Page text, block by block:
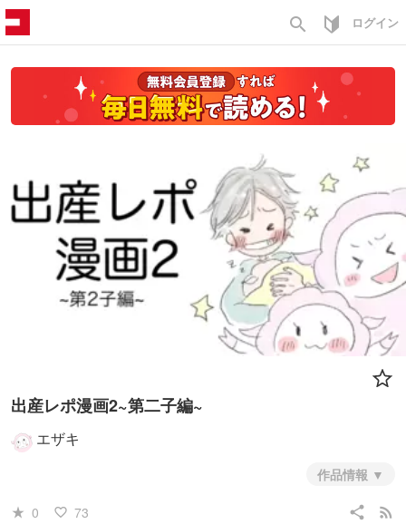
search ログイン
出産レポ漫画2~第二子編~
エザキ
作品情報
star_rate 0 favorite_border 73 share rss_feed